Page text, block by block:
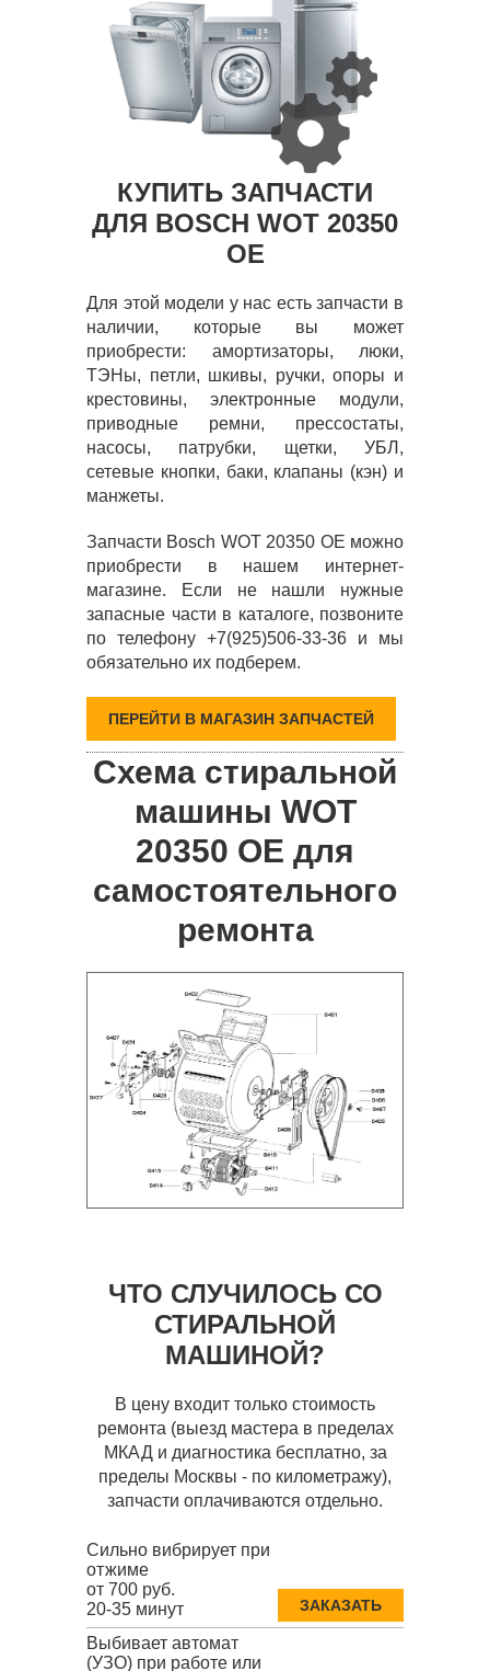
КУПИТЬ ЗАПЧАСТИ
ДЛЯ BOSCH WOT 20350
OE
Для этой модели у нас есть запчасти в
наличии, которые вы может
приобрести: амортизаторы, люки,
ТЭНы, петли, шкивы, ручки, опоры и
крестовины, электронные модули,
приводные ремни, прессостаты,
насосы, патрубки, щетки, УБЛ,
сетевые кнопки, баки, клапаны (кэн) и
манжеты.
Запчасти Bosch WOT 20350 OE можно
приобрести в нашем интернет-
магазине. Если не нашли нужные
запасные части в каталоге, позвоните
по телефону +7(925)506-33-36 и мы
обязательно их подберем.
ПЕРЕЙТИ В МАГАЗИН ЗАПЧАСТЕЙ
Схема стиральной
машины WOT
20350 OE для
самостоятельного
ремонта
ЧТО СЛУЧИЛОСЬ СО
СТИРАЛЬНОЙ
МАШИНОЙ?
В цену входит только стоимость
ремонта (выезд мастера в пределах
МКАД и диагностика бесплатно, за
пределы Москвы - по километражу),
запчасти оплачиваются отдельно.
Сильно вибрирует при
отжиме
от 700 руб.
20-35 минут
ЗАКАЗАТЬ
Выбивает автомат
(УЗО) при работе или